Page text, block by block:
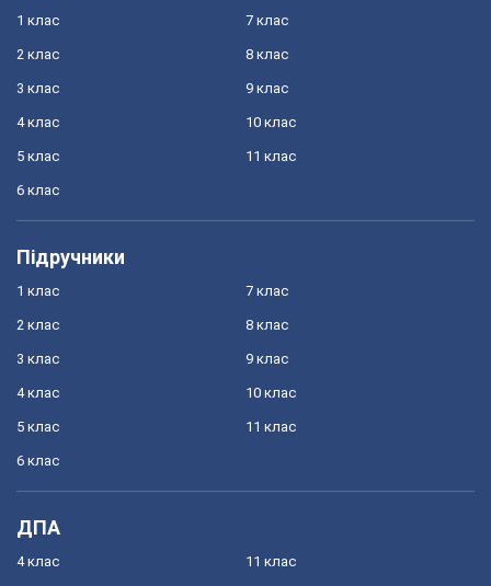
1 клас
2 клас
3 клас
4 клас
5 клас
6 клас
7 клас
8 клас
9 клас
10 клас
11 клас
Підручники
1 клас
2 клас
3 клас
4 клас
5 клас
6 клас
7 клас
8 клас
9 клас
10 клас
11 клас
ДПА
4 клас 11 клас